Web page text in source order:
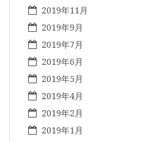
2019年11月
2019年9月
2019年7月
2019年6月
2019年5月
2019年4月
2019年2月
2019年1月